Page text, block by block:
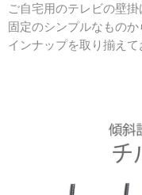
ご自宅用のテレビの壁
固定のシンプルなもの
インナップを取り揃えて